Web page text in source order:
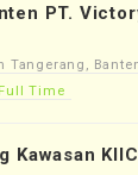
PT.
Tangerang,
Full Time
Kawasan